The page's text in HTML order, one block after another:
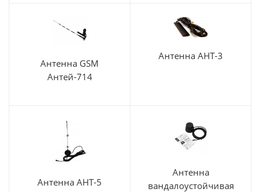
Антенна GSM
Антей-714
Антенна АНТ-3
Антенна АНТ-5
Антенна
вандалоустойчивая